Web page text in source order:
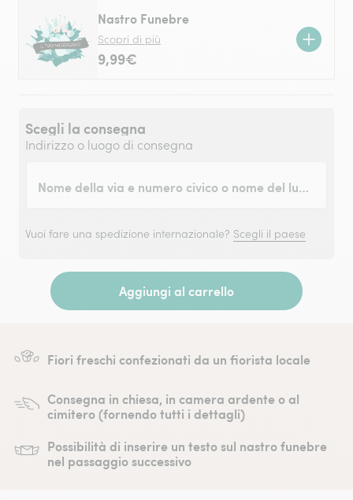
Nastro Funebre
Scopri di più
9,99€
Scegli la consegna
Indirizzo o luogo di consegna
Nome della via e numero civico o nome del luogo
Vuoi fare una spedizione internazionale? Scegli il paese
Aggiungi al carrello
Fiori freschi confezionati da un fiorista locale
Consegna in chiesa, in camera ardente o al
cimitero (fornendo tutti i dettagli)
Possibilità di inserire un testo sul nastro funebre
nel passaggio successivo